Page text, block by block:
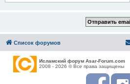
Список форумов
Исламский форум Asar-Forum.com
2008 - 2026 © Все права защищены